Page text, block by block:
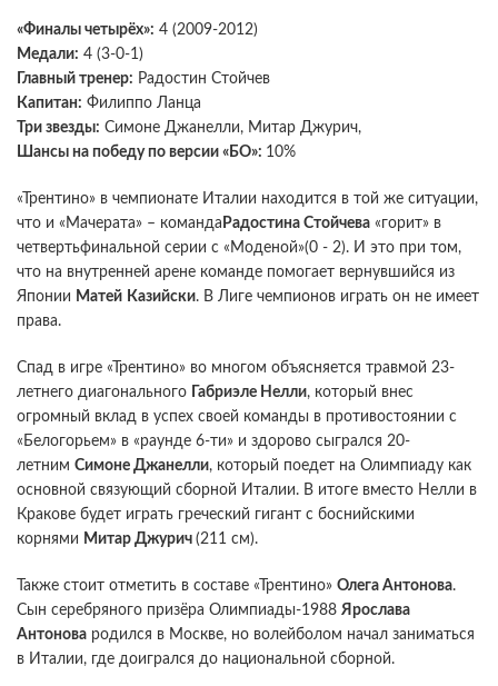
«Финалы четырёх»: 4 (2009-2012)
Медали: 4 (3-0-1)
Главный тренер: Радостин Стойчев
Капитан: Филиппо Ланца
Три звезды: Симоне Джанелли, Митар Джурич,
Шансы на победу по версии «БО»: 10%
«Трентино» в чемпионате Италии находится в той же ситуации,
что и «Мачерата» – команда Радостина Стойчева «горит» в
четвертьфинальной серии с «Моденой»(0 - 2). И это при том,
что на внутренней арене команде помогает вернувшийся из
Японии Матей Казийски. В Лиге чемпионов играть он не имеет
права.
Спад в игре «Трентино» во многом объясняется травмой 23-
летнего диагонального
Габриэле Нелли, который внес
огромный вклад в успех своей команды в противостоянии с
«Белогорьем» в «раунде 6-ти» и здорово сыгрался 20-
летним Симоне Джанелли, который поедет на Олимпиаду как
основной связующий сборной Италии. В итоге вместо Нелли в
Кракове будет играть греческий гигант с боснийскими
корнями Митар Джурич (211 см).
Также стоит отметить в составе «Трентино» Олега Антонова.
Сын серебряного призёра Олимпиады-1988 Ярослава
Антонова родился в Москве, но волейболом начал заниматься
в Италии, где доигрался до национальной сборной.